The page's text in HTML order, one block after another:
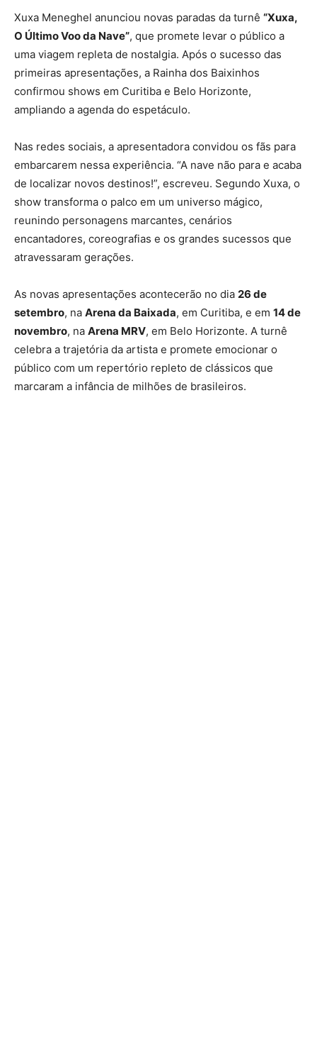
Xuxa Meneghel anunciou novas paradas da turnê “Xuxa,
O Último Voo da Nave”, que promete levar o público a
uma viagem repleta de nostalgia. Após o sucesso das
primeiras apresentações, a Rainha dos Baixinhos
confirmou shows em Curitiba e Belo Horizonte,
ampliando a agenda do espetáculo.
Nas redes sociais, a apresentadora convidou os fãs para
embarcarem nessa experiência. “A nave não para e acaba
de localizar novos destinos!”, escreveu. Segundo Xuxa, o
show transforma o palco em um universo mágico,
reunindo personagens marcantes, cenários
encantadores, coreografias e os grandes sucessos que
atravessaram gerações.
As novas apresentações acontecerão no dia 26 de
setembro, na Arena da Baixada, em Curitiba, e em 14 de
novembro, na Arena MRV, em Belo Horizonte. A turnê
celebra a trajetória da artista e promete emocionar o
público com um repertório repleto de clássicos que
marcaram a infância de milhões de brasileiros.